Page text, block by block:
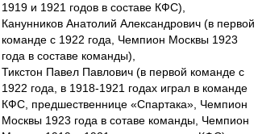
1919 и 1921 годов в составе КФС),
Канунников Анатолий Александрович (в первой
команде с 1922 года, Чемпион Москвы 1923
года в составе команды),
Тикстон Павел Павлович (в первой команде с
1922 года, в 1918-1921 годах играл в команде
КФС, предшественнице «Спартака», Чемпион
Москвы 1923 года в сотаве команды, Чемпион